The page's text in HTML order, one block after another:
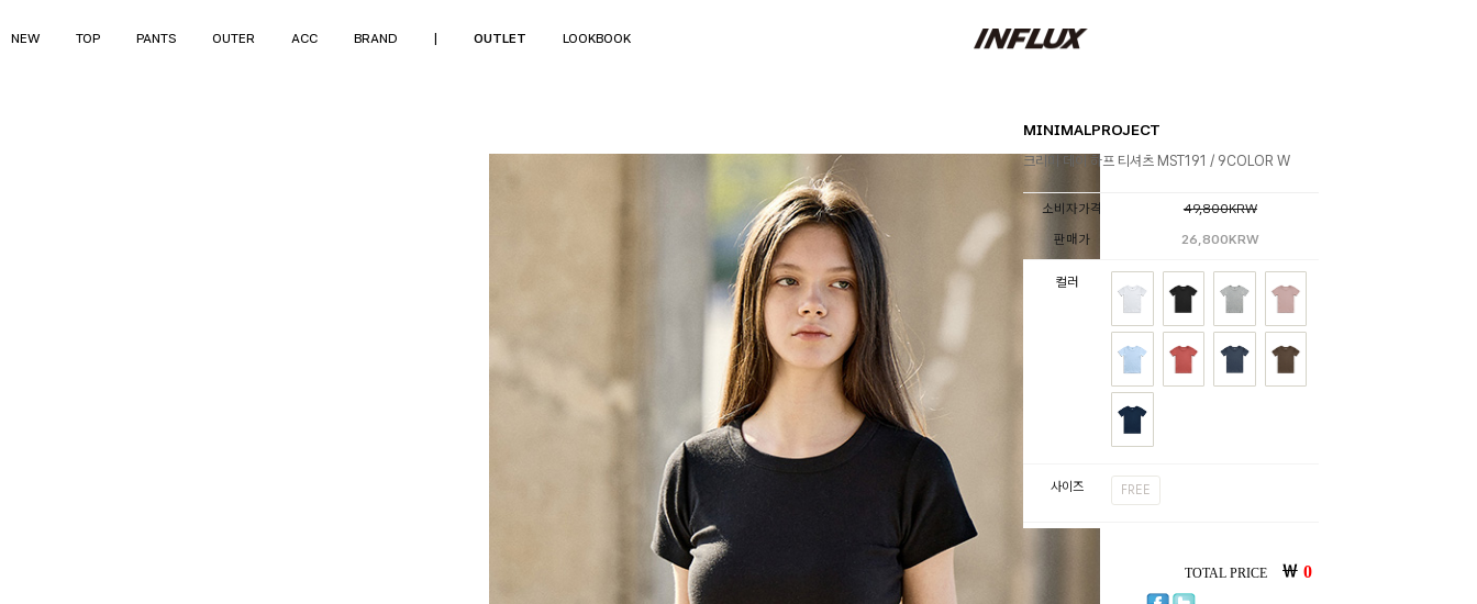
NEW TOP PANTS OUTER ACC BRAND OUTLET LOOKBOOK
MINIMALPROJECT
크리미 데이 하프 티셔츠 MST191 / 9COLOR W
소비자가격
49,800KRW
판매가
26,800KRW
컬러
사이즈 FREE
TOTAL PRICE ￦ 0